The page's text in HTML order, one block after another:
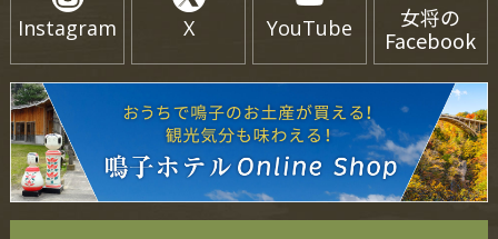
Instagram X YouTube
女将の
Facebook